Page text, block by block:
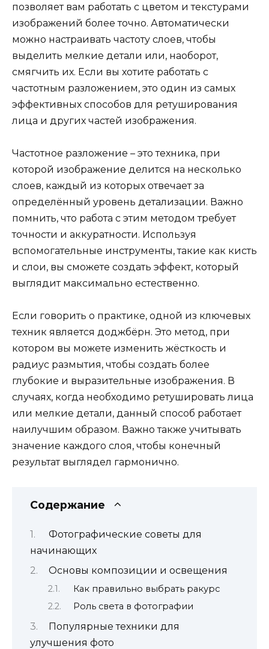
позволяет вам работать с цветом и текстурами
изображений более точно. Автоматически
можно настраивать частоту слоев, чтобы
выделить мелкие детали или, наоборот,
смягчить их. Если вы хотите работать с
частотным разложением, это один из самых
эффективных способов для ретуширования
лица и других частей изображения.
Частотное разложение – это техника, при
которой изображение делится на несколько
слоев, каждый из которых отвечает за
определённый уровень детализации. Важно
помнить, что работа с этим методом требует
точности и аккуратности. Используя
вспомогательные инструменты, такие как кисть
и слои, вы сможете создать эффект, который
выглядит максимально естественно.
Если говорить о практике, одной из ключевых
техник является доджбёрн. Это метод, при
котором вы можете изменить жёсткость и
радиус размытия, чтобы создать более
глубокие и выразительные изображения. В
случаях, когда необходимо ретушировать лица
или мелкие детали, данный способ работает
наилучшим образом. Важно также учитывать
значение каждого слоя, чтобы конечный
результат выглядел гармонично.
Содержание
Фотографические советы для
начинающих
Основы композиции и освещения
Как правильно выбрать ракурс
Роль света в фотографии
Популярные техники для
улучшения фото